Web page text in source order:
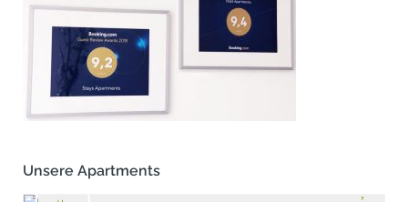
Unsere Apartments